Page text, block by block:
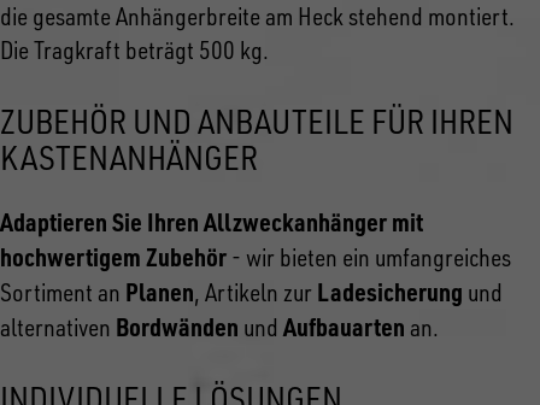
die gesamte Anhängerbreite am Heck stehend montiert.
Die Tragkraft beträgt 500 kg.
ZUBEHÖR UND ANBAUTEILE FÜR IHREN
KASTENANHÄNGER
Adaptieren Sie Ihren Allzweckanhänger mit
hochwertigem Zubehör - wir bieten ein umfangreiches
Sortiment an Planen, Artikeln zur Ladesicherung und
alternativen Bordwänden undAufbauarten an.